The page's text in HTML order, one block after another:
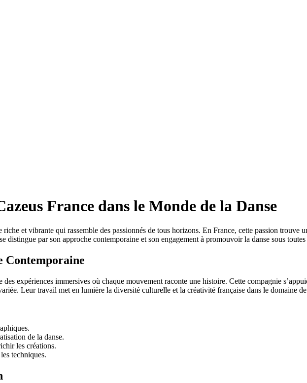
France dans le Monde de la Danse
et vibrante qui rassemble des passionnés de tous horizons. En France, cette passion trouve
se distingue par son approche contemporaine et son engagement à promouvoir la danse sous toutes
Contemporaine
des expériences immersives où chaque mouvement raconte une histoire. Cette compagnie
Leur travail met en lumière la diversité culturelle et la créativité française dans le domaine de
de la danse.
les créations.
techniques.